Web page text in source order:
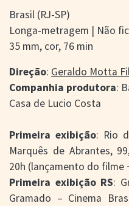
> FILMOGRAFIAS DE
CINEASTAS
> DISCOGRAFIAS
> BIBLIOGRAFIAS
CONTATO E
LOCALIZAÇÃO
Brasil (RJ-SP)
Longa-metragem | Não
35 mm, cor, 76 min
Direção: Geraldo Motta
Companhia produtora:
Casa de Lucio Costa
Primeira exibição: Rio
Marquês de Abrantes,
20h (lançamento do filme
Primeira exibição RS:
Gramado – Cinema